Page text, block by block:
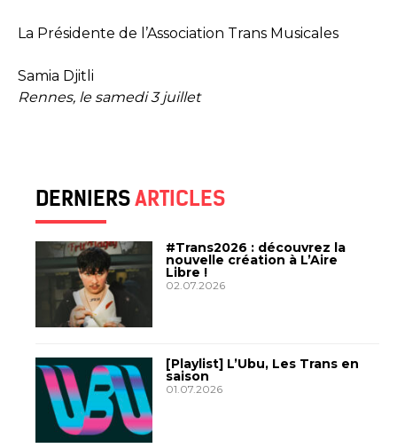
La Présidente de l’Association Trans Musicales
Samia Djitli
Rennes, le samedi 3 juillet
DERNIERSARTICLES
#Trans2026 : découvrez la
nouvelle création à L’Aire
Libre !
02.07.2026
[Playlist] L’Ubu, Les Trans en
saison
01.07.2026